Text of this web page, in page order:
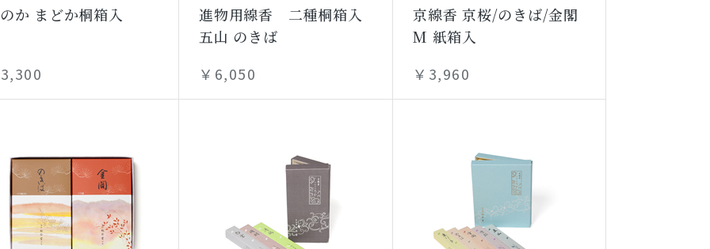
か まどか桐箱入
進物用線香 二種桐箱入
五山 のきば
￥6,050
京線香 京桜/のきば/金閣
M 紙箱入
￥3,960